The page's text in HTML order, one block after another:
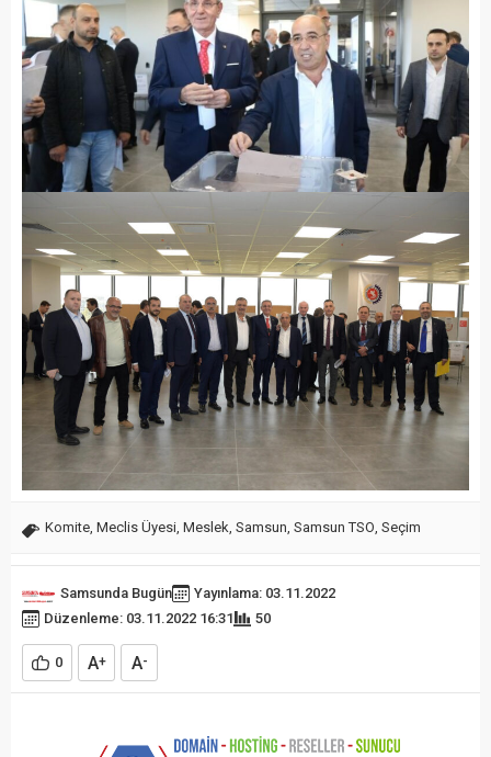
Komite Meclis Üyesi Meslek Samsun Samsun TSO Seçim
Samsunda Bugün
Yayınlama: 03.11.2022
Düzenleme: 03.11.2022 16:31
50
0 A+ A-